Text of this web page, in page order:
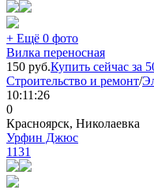
+ Ещё 0 фото
Вилка переносная
150 руб.Купить сейчас за
Строительство и ремонт/
10:11:26
0
Красноярск, Николаевка
Урфин Джюс
1131